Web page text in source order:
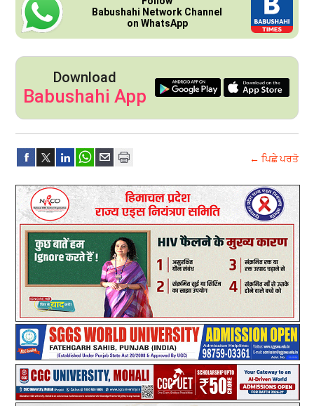
Babushahi Network Channel
on WhatsApp
Download
Babushahi App
← ਪਿਛੇ ਪਰਤੋ